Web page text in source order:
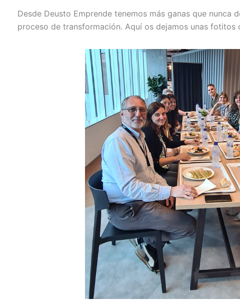
Desde Deusto Emprende tenemos más ganas que nunca
proceso de transformación. Aquí os dejamos unas fotitos